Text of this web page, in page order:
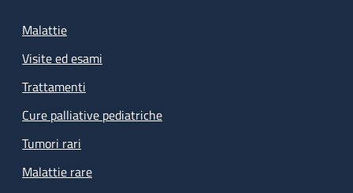
Malattie
Visite ed esami
Trattamenti
Cure palliative pediatriche
Tumori rari
Malattie rare